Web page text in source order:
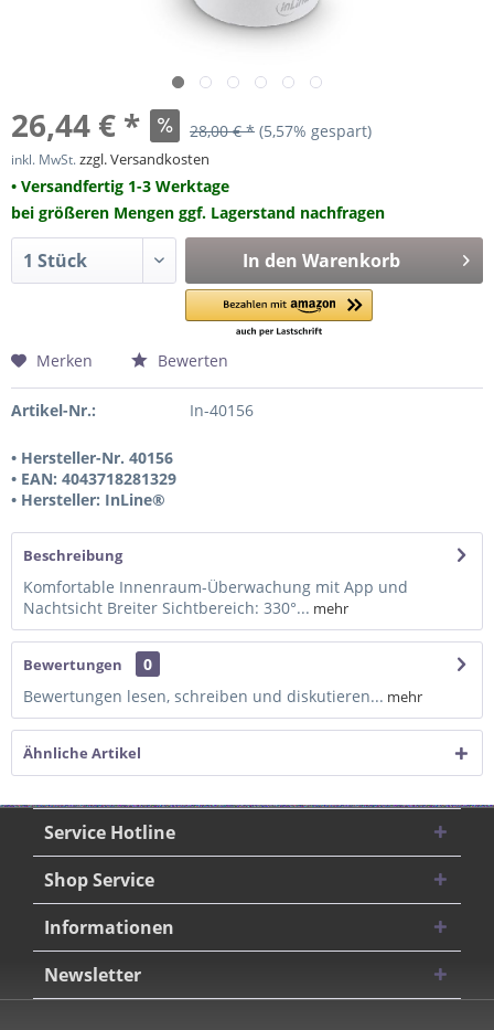
26,44 € * 28,00 € * (5,57% gespart)
inkl. MwSt.zzgl. Versandkosten
• Versandfertig 1-3 Werktage
bei größeren Mengen ggf. Lagerstand nachfragen
In den Warenkorb
Merken Bewerten
Artikel-Nr.: In-40156
• Hersteller-Nr. 40156
• EAN: 4043718281329
• Hersteller: InLine®
Beschreibung
Komfortable Innenraum-Überwachung mit App und
Nachtsicht Breiter Sichtbereich: 330°... mehr
Bewertungen
0
Bewertungen lesen, schreiben und diskutieren... mehr
Ähnliche Artikel
Service Hotline
Shop Service
Informationen
Newsletter